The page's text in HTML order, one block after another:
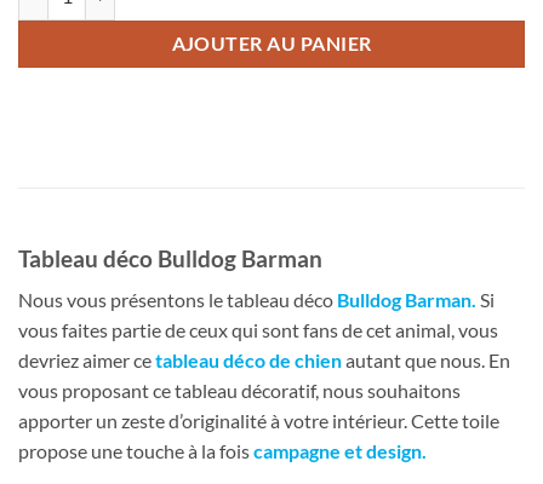
AJOUTER AU PANIER
Tableau déco Bulldog Barman
Nous vous présentons le tableau déco Bulldog Barman. Si
vous faites partie de ceux qui sont fans de cet animal, vous
devriez aimer cetableau déco de chienautant que nous. En
vous proposant ce tableau décoratif, nous souhaitons
apporter un zeste d’originalité à votre intérieur. Cette toile
propose une touche à la foiscampagne et design.